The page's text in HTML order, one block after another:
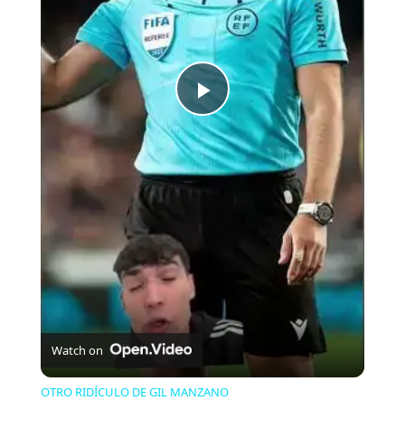
Play
Video
Watch on
OTRO RIDÍCULO DE GIL MANZANO